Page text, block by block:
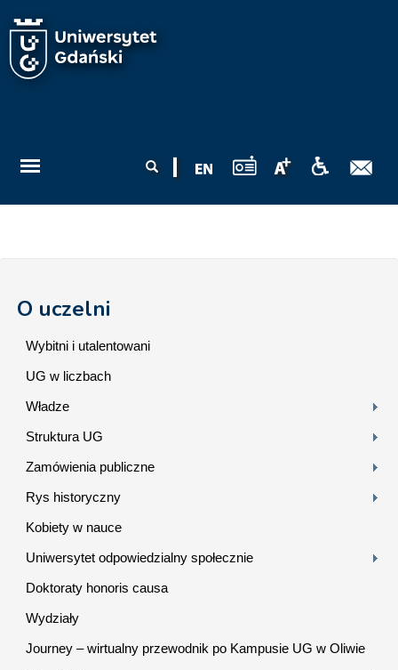
wyszukiwania
O uczelni
Wybitni i utalentowani
UG w liczbach
Władze
Struktura UG
Zamówienia publiczne
Rys historyczny
Kobiety w nauce
Uniwersytet odpowiedzialny społecznie
Doktoraty honoris causa
Wydziały
Journey – wirtualny przewodnik po Kampusie UG w Oliwie